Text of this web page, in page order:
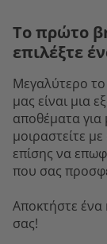
Το πρώτο
επιλέξτε
Μεγαλύτερο το
μας είναι μια
αποθέματα
μοιραστείτε
επίσης να
που σας
Αποκτήστε ένα
σας!